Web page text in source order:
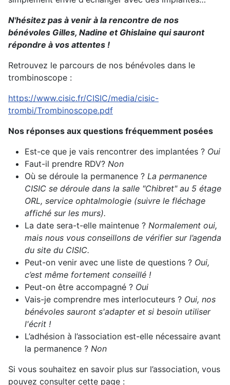
N'hésitez pas à venir à la rencontre de nos
bénévoles Gilles, Nadine et Ghislaine qui sauront
répondre à vos attentes !
Retrouvez le parcours de nos bénévoles dans le
trombinoscope :
https://www.cisic.fr/CISIC/media/cisic-
trombi/Trombinoscope.pdf
Nos réponses aux questions fréquemment posées
Est-ce que je vais rencontrer des implantées ? Oui
Faut-il prendre RDV? Non
Où se déroule la permanence ? La permanence
CISIC se déroule dans la salle "Chibret" au 5 étage
ORL, service ophtalmologie (suivre le fléchage
affiché sur les murs).
La date sera-t-elle maintenue ? Normalement oui,
mais nous vous conseillons de vérifier sur l’agenda
du site du CISIC.
Peut-on venir avec une liste de questions ? Oui,
c’est même fortement conseillé !
Peut-on être accompagné ? Oui
Vais-je comprendre mes interlocuteurs ? Oui, nos
bénévoles sauront s'adapter et si besoin utiliser
l'écrit !
L’adhésion à l’association est-elle nécessaire avant
la permanence ? Non
Si vous souhaitez en savoir plus sur l’association, vous
pouvez consulter cette page :